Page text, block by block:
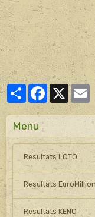
PartagerFacebook
X
Menu
Resultats LOTO
Resultats EuroMillion
Resultats KENO